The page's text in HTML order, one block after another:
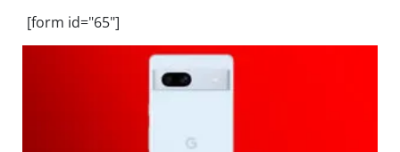
[form id="65"]